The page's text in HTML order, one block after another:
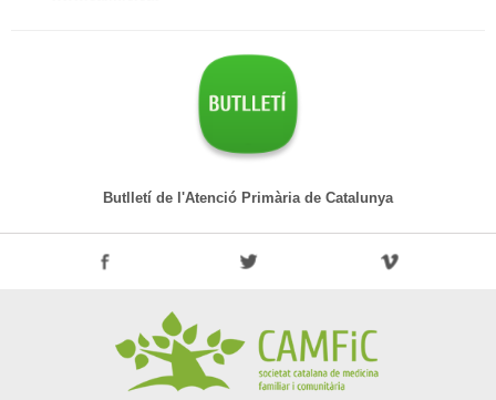
Butlletí de l'Atenció Primària de Catalunya